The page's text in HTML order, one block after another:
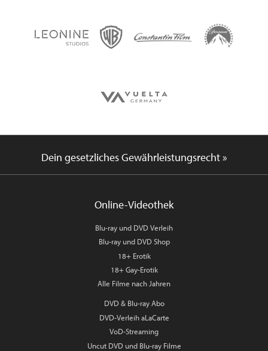
Dein gesetzliches Gewährleistungsrecht »
Online-Videothek
Blu-ray und DVD Verleih
Blu-ray und DVD Shop
18+ Erotik
18+ Gay-Erotik
Alle Filme nach Jahren
DVD & Blu-ray Abo
DVD-Verleih aLaCarte
VoD-Streaming
Uncut DVD und Blu-ray Filme